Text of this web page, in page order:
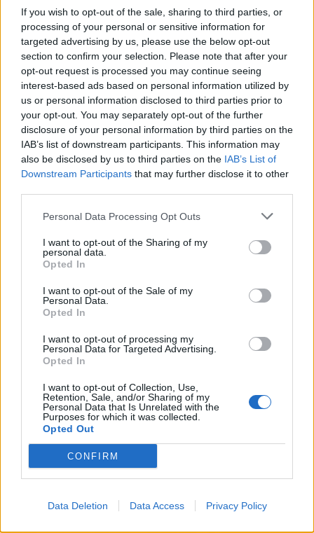
If you wish to opt-out of the sale, sharing to third parties, or
processing of your personal or sensitive information for
targeted advertising by us, please use the below opt-out
section to confirm your selection. Please note that after your
opt-out request is processed you may continue seeing
interest-based ads based on personal information utilized by
us or personal information disclosed to third parties prior to
your opt-out. You may separately opt-out of the further
disclosure of your personal information by third parties on the
IAB’s list of downstream participants. This information may
also be disclosed by us to third parties on the IAB’s List of
Downstream Participants that may further disclose it to other
Personal Data Processing Opt Outs
I want to opt-out of the Sharing of my
personal data.
Opted In
I want to opt-out of the Sale of my
Personal Data.
Opted In
I want to opt-out of processing my
Personal Data for Targeted Advertising.
Opted In
I want to opt-out of Collection, Use,
Retention, Sale, and/or Sharing of my
Personal Data that Is Unrelated with the
Purposes for which it was collected.
Opted Out
CONFIRM
Data Deletion Data Access Privacy Policy
16:27
Tisza-kormány: döntött a Tisza-frakció, a
Legfelsőbb Bíróság volt elnöke lesz az új
államfő
16:27
Jogtudós, MDF-közeli politikus, strasbourgi bíró,
majd eltávolított csúcsbírósági vezető – Kicsoda
Baka András, Magyarország következő
államfője?
Összes friss hír
CÍMLAPRÓL AJÁNLJUK
Horrorbaleset a szomszédos országban:
frontálisan összeütközött két vonat, sok
a sérült
egymásba.